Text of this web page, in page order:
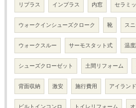
リプラス インプラス 内窓 セラミ
ウォークインシューズクローク 靴 ス
ウォークスルー サーモスタット式 温
シューズクローゼット 土間リフォーム
背面収納 激安 施行費用 アイラン
ビルトインコンロ トイレリフォーム